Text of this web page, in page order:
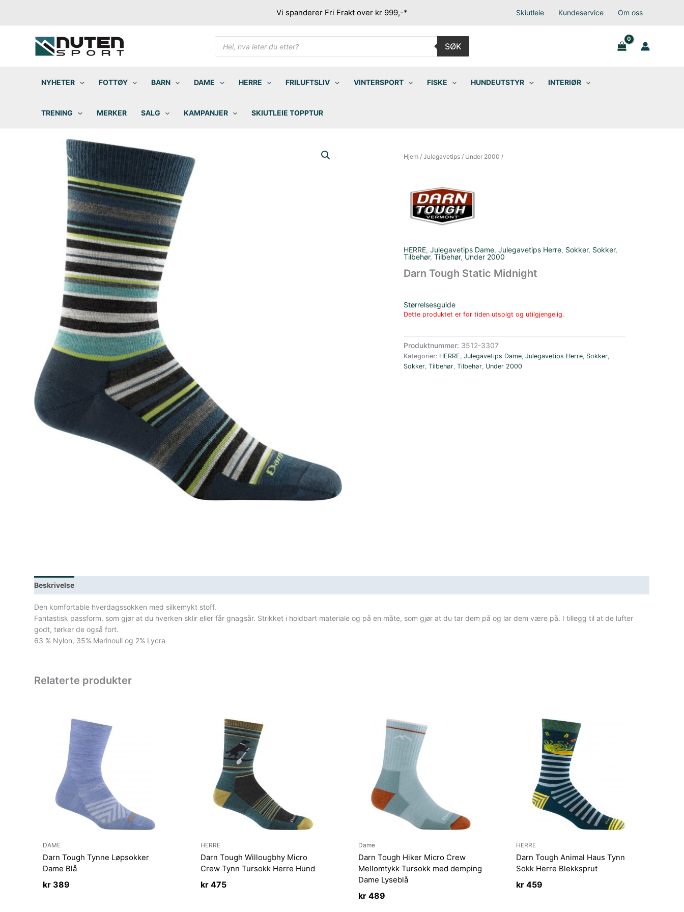
Vi spanderer Fri Frakt over kr 999,-* Skiutleie Kundeservice Om oss
Products
search
SØK
NYHETER FOTTØY BARN DAME HERRE FRILUFTSLIV VINTERSPORT FISKE HUNDEUTSTYR INTERIØR
TRENING MERKER SALG KAMPANJER SKIUTLEIE TOPPTUR
Hjem/ Julegavetips/ Under 2000 /
HERRE, Julegavetips Dame, Julegavetips Herre, Sokker, Sokker,
Tilbehør, Tilbehør, Under 2000
Darn Tough Static Midnight
Størrelsesguide
Dette produktet er for tiden utsolgt og utilgjengelig.
Produktnummer: 3512-3307
Kategorier: HERRE, Julegavetips Dame, Julegavetips Herre, Sokker,
Sokker, Tilbehør, Tilbehør, Under 2000
Beskrivelse
Den komfortable hverdagssokken med silkemykt stoff.
Fantastisk passform, som gjør at du hverken sklir eller får gnagsår. Strikket i holdbart materiale og på en måte, som gjør at du tar dem på og lar dem være på. I tillegg til at de lufter
godt, tørker de også fort.
63 % Nylon, 35% Merinoull og 2% Lycra
Relaterte produkter
DAME
Darn Tough Tynne Løpsokker
Dame Blå
kr 389
HERRE
Darn Tough Willougbhy Micro
Crew Tynn Tursokk Herre Hund
kr475
Dame
Darn Tough Hiker Micro Crew
Mellomtykk Tursokk med demping
Dame Lyseblå
kr489
HERRE
Darn Tough Animal Haus Tynn
Sokk Herre Blekksprut
kr459